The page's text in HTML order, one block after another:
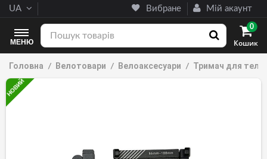
Вибране Мій акаунт
UA
Кошик
0
МЕНЮ
Головна Велотовари Велоаксесуари Тримач для
НОВИЙ